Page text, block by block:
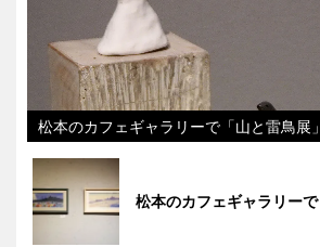
松本のカフェギャラリーで「山と雷鳥展」
松本のカフェギャラリーで